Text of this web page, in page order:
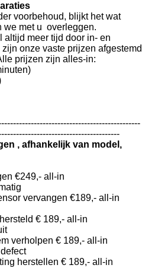
voorbehoud, blijkt het wat
we met u overleggen.
meer tijd door in‑ en
onze vaste prijzen afgestemd
prijzen zijn alles‑in:
, afhankelijk van model,
€249,- all‑in
vervangen €189,- all‑in
€ 189,- all‑in
verholpen € 189,- all‑in
herstellen € 189,- all‑in